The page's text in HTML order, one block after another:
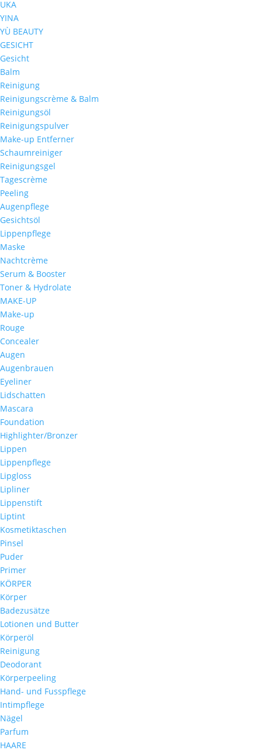
UKA
YINA
YÙ BEAUTY
GESICHT
Gesicht
Balm
Reinigung
Reinigungscrème & Balm
Reinigungsöl
Reinigungspulver
Make-up Entferner
Schaumreiniger
Reinigungsgel
Tagescrème
Peeling
Augenpflege
Gesichtsöl
Lippenpflege
Maske
Nachtcrème
Serum & Booster
Toner & Hydrolate
MAKE-UP
Make-up
Rouge
Concealer
Augen
Augenbrauen
Eyeliner
Lidschatten
Mascara
Foundation
Highlighter/Bronzer
Lippen
Lippenpflege
Lipgloss
Lipliner
Lippenstift
Liptint
Kosmetiktaschen
Pinsel
Puder
Primer
KÖRPER
Körper
Badezusätze
Lotionen und Butter
Körperöl
Reinigung
Deodorant
Körperpeeling
Hand- und Fusspflege
Intimpflege
Nägel
Parfum
HAARE